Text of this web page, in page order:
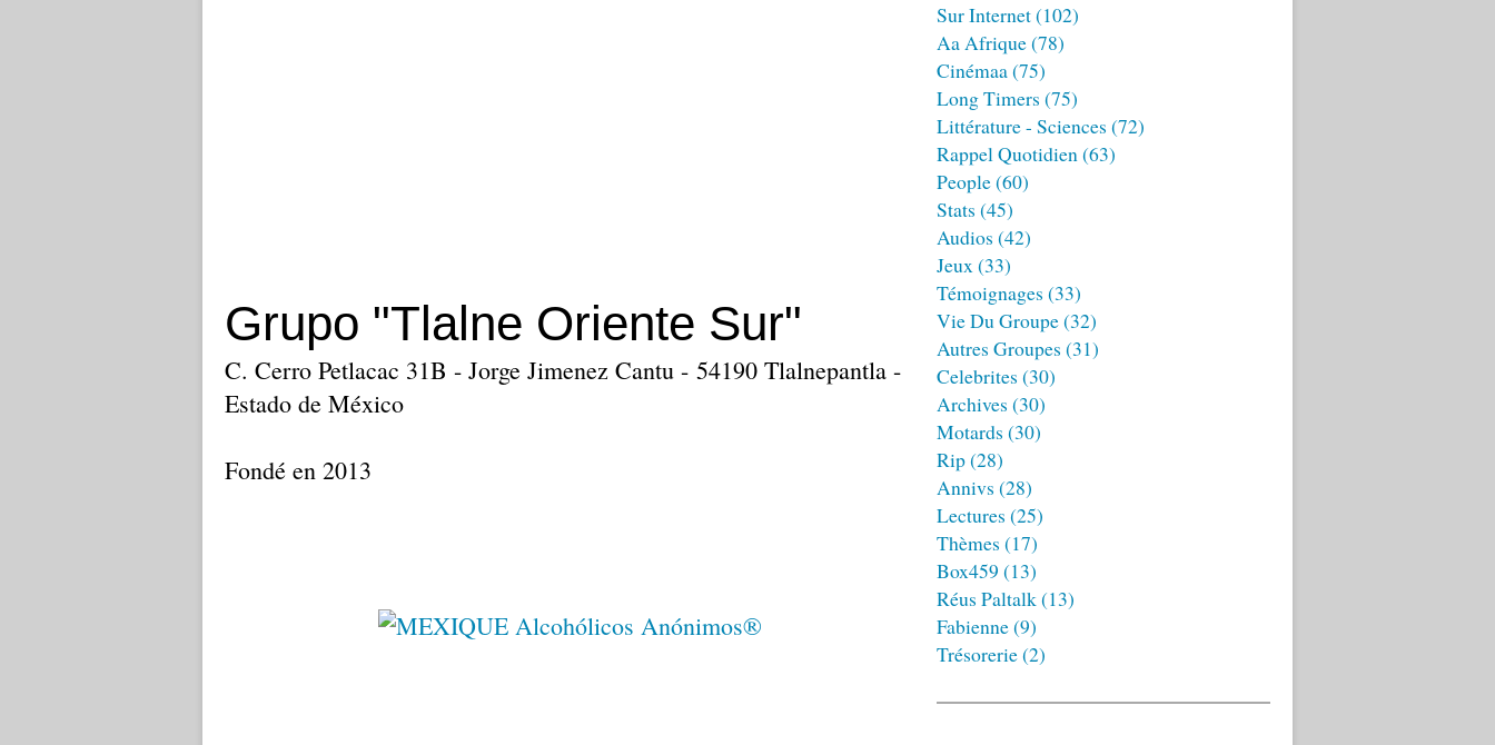
Grupo "Tlalne Oriente Sur"
C. Cerro Petlacac 31B - Jorge Jimenez Cantu - 54190 Tlalnepantla -
Estado de México
Fondé en 2013
Sur Internet(102)
Aa Afrique(78)
Cinémaa(75)
Long Timers (75)
Littérature - Sciences (72)
Rappel Quotidien(63)
People(60)
Stats (45)
Audios (42)
Jeux(33)
Témoignages (33)
Vie Du Groupe(32)
Autres Groupes (31)
Celebrites (30)
Archives (30)
Motards (30)
Rip(28)
Annivs (28)
Lectures (25)
Thèmes (17)
Box459 (13)
Réus Paltalk(13)
Fabienne(9)
Trésorerie(2)